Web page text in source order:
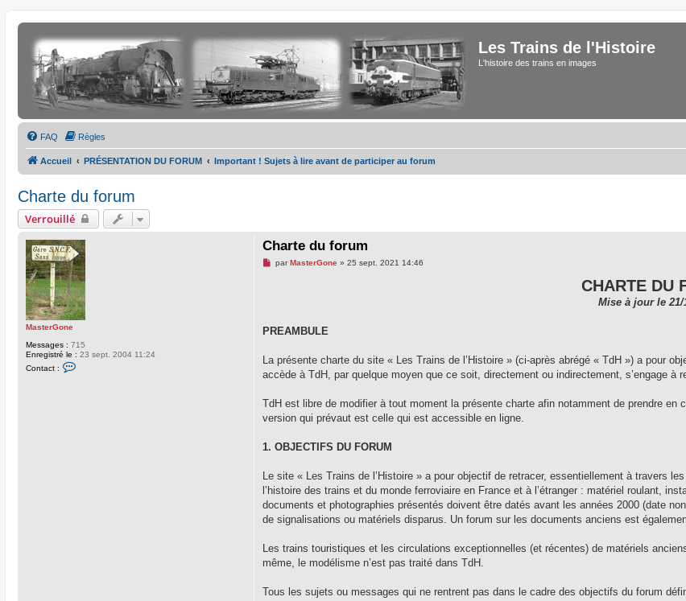
Les Trains de l'Histoire
L'histoire des trains en images
FAQ Règles
Accueil PRÉSENTATION DU FORUM Important ! Sujets à lire avant de participer au forum
Charte du forum
Verrouillé
MasterGone
Messages : 715
Enregistré le : 23 sept. 2004 11:24
Contact :
Charte du forum
M
n
l
parMasterGone »25 sept. 2021 14:46
CHARTE DU
Mise à jour le 21/
PREAMBULE
La présente charte du site « Les Trains de l’Histoire » (ci-après abrégé « TdH ») a pour
accède à TdH, par quelque moyen que ce soit, directement ou indirectement, s’engage à
TdH est libre de modifier à tout moment la présente charte afin notamment de prendre
version qui prévaut est celle qui est accessible en ligne.
1. OBJECTIFS DU FORUM
Le site « Les Trains de l’Histoire » a pour objectif de retracer, essentiellement à travers
l’histoire des trains et du monde ferroviaire en France et à l’étranger : matériel roulant,
documents et photographies présentés doivent être datés avant les années 2000 (date
de signalisations ou matériels disparus. Un forum sur les documents anciens est
Les trains touristiques et les circulations exceptionnelles (et récentes) de matériels
même, le modélisme n’est pas traité dans TdH.
Tous les sujets ou messages qui ne rentrent pas dans le cadre des objectifs du forum